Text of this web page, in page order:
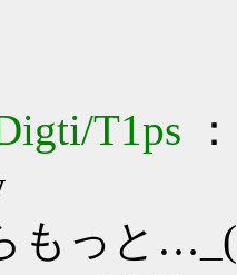
T1ps
もっと